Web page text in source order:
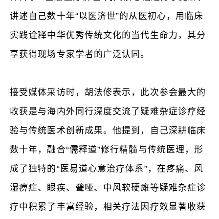
讲述自己数十年“以医济世”的从医初心，用临床
实践诠释中华优秀传统文化的当代生命力，其分
享获得现场专家学者的广泛认同。
接受媒体采访时，胡法修表示，此次参会最大的
收获是与海内外同行深度交流了疑难杂症诊疗经
验与传统医术创新成果。他提到，自己深耕临床
数十年，融合“儒释道”修行精髓与传统医理，形
成了独特的“医易道心意治疗体系”，在疼痛、风
湿痹症、眼疾、聋哑、中风软硬瘫等疑难杂症诊
疗中积累了丰富经验，相关疗法因疗效显著收获